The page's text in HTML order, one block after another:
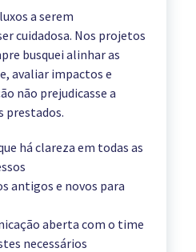
a serem
cuidadosa. Nos projetos
busquei alinhar as
avaliar impactos e
não prejudicasse a
prestados.
há clareza em todas as
antigos e novos para
aberta com o time
necessários